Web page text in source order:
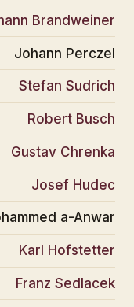
Brandweiner
Johann Perczel
Stefan Sudrich
Robert Busch
Gustav Chrenka
Josef Hudec
a-Anwar
Karl Hofstetter
Franz Sedlacek